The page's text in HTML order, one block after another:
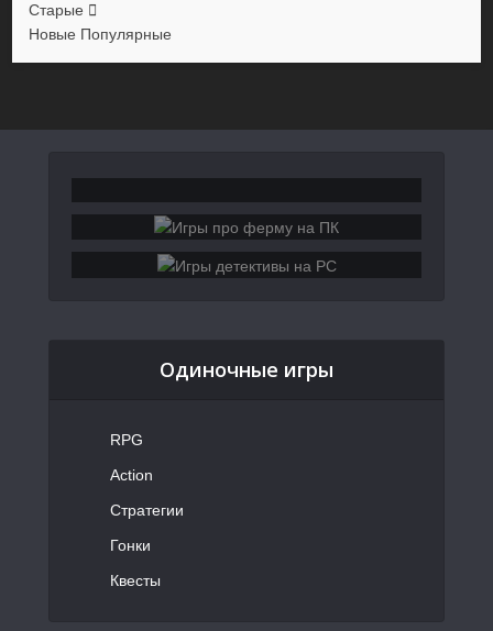
Старые
Новые Популярные
Одиночные игры
RPG
Action
Стратегии
Гонки
Квесты